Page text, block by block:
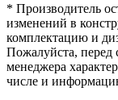
* Производитель
изменений в
комплектацию и
Пожалуйста, перед
менеджера
числе и